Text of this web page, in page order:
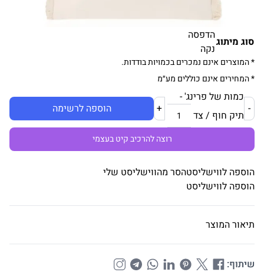
סוג מיתוג הדפסה
נקה
* המוצרים אינם נמכרים בכמויות בודדות.
* המחירים אינם כוללים מע״מ
כמות של פרינג' -
תיק חוף / צד
+ הוספה לרשימה
רוצה להרכיב קיט בעצמי
הוספה לווישליסטהסר מהווישליסט שלי
הוספה לווישליסט
תיאור המוצר
שיתוף: